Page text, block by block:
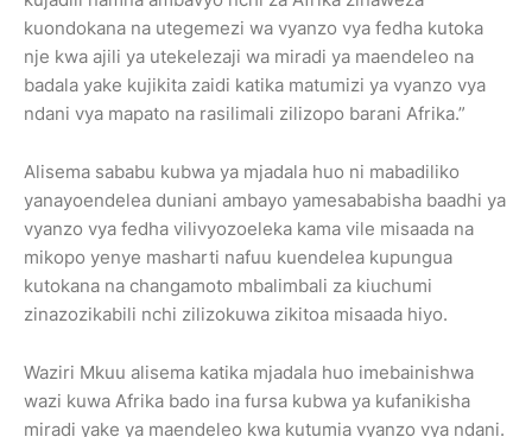
kuondokana na utegemezi wa vyanzo vya fedha kutoka
nje kwa ajili ya utekelezaji wa miradi ya maendeleo na
badala yake kujikita zaidi katika matumizi ya vyanzo vya
ndani vya mapato na rasilimali zilizopo barani Afrika.”
Alisema sababu kubwa ya mjadala huo ni mabadiliko
yanayoendelea duniani ambayo yamesababisha baadhi ya
vyanzo vya fedha vilivyozoeleka kama vile misaada na
mikopo yenye masharti nafuu kuendelea kupungua
kutokana na changamoto mbalimbali za kiuchumi
zinazozikabili nchi zilizokuwa zikitoa misaada hiyo.
Waziri Mkuu alisema katika mjadala huo imebainishwa
wazi kuwa Afrika bado ina fursa kubwa ya kufanikisha
miradi yake ya maendeleo kwa kutumia vyanzo vya ndani.